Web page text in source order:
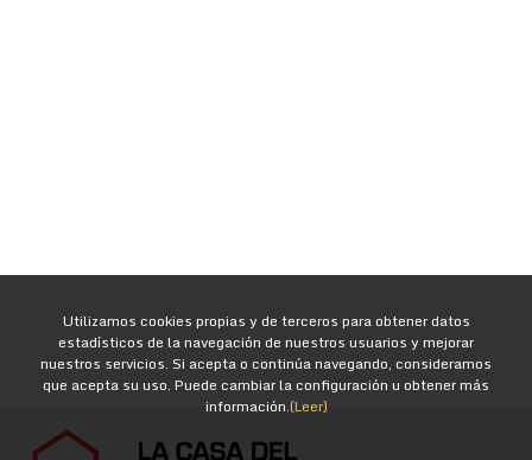
Utilizamos cookies propias y de terceros para obtener datos
estadísticos de la navegación de nuestros usuarios y mejorar
nuestros servicios. Si acepta o continúa navegando, consideramos
que acepta su uso. Puede cambiar la configuración u obtener más
información.(Leer)